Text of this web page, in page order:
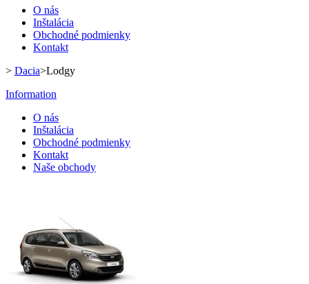
O nás
Inštalácia
Obchodné podmienky
Kontakt
> Dacia>Lodgy
Information
O nás
Inštalácia
Obchodné podmienky
Kontakt
Naše obchody